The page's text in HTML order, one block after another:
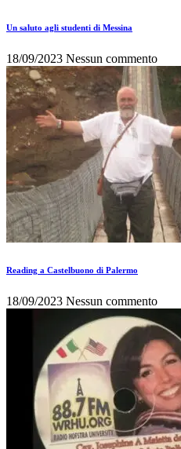
Un saluto agli studenti di Messina
18/09/2023 Nessun commento
Reading a Castelbuono di Palermo
18/09/2023 Nessun commento